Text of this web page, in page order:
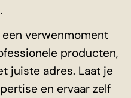
verwenmoment
producten,
juiste adres. Laat je
en ervaar zelf